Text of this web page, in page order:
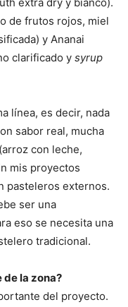
de frutos rojos, miel
y Ananai
clarificado y syrup
línea, es decir, nada
sabor real, mucha
con leche,
mis proyectos
pasteleros externos.
ser una
eso se necesita una
tradicional.
de la zona?
del proyecto.